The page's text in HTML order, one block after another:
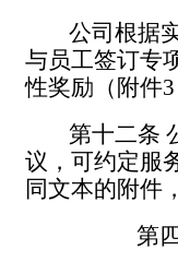
公司根据
与员工签订专
性奖励（附件3
第十二条
议，可约定服
同文本的附件
第